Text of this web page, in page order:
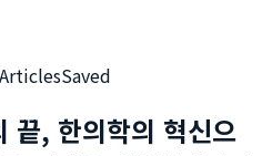
ArticlesSaved
끝, 한의학의 혁신으